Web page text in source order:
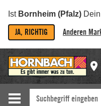
Ist Bornheim (Pfalz)
JA, RICHTIG Anderen